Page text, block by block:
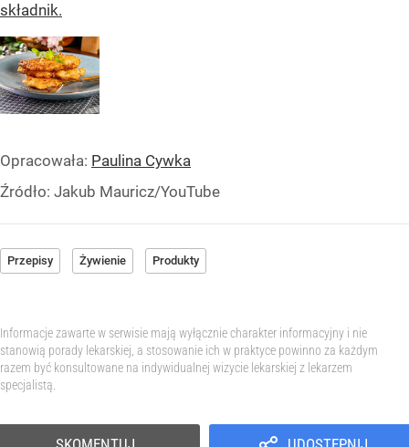
składnik.
Opracowała: Paulina Cywka
Źródło: Jakub Mauricz/YouTube
Przepisy Żywienie Produkty
Informacje zawarte w serwisie mają wyłącznie charakter informacyjny i nie
stanowią porady lekarskiej, a stosowanie ich w praktyce powinno za każdym
razem być konsultowane na indywidualnej wizycie lekarskiej z lekarzem
specjalistą.